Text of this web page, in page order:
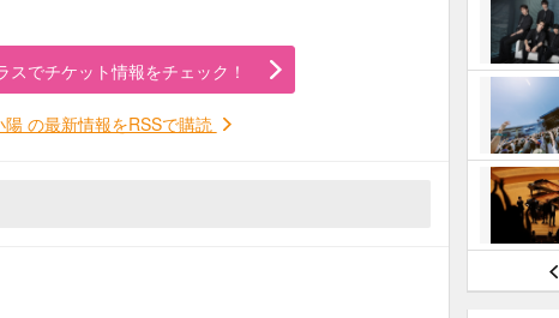
スでチケット情報をチェック！
陽 の最新情報をRSSで購読